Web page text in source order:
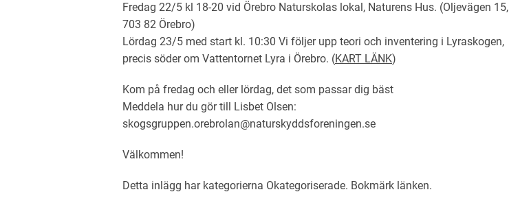
Fredag 22/5 kl 18-20 vid Örebro Naturskolas lokal, Naturens Hus. (Oljevägen 15,
703 82 Örebro)
Lördag 23/5 med start kl. 10:30 Vi följer upp teori och inventering i Lyraskogen,
precis söder om Vattentornet Lyra i Örebro. (KART LÄNK)
Kom på fredag och eller lördag, det som passar dig bäst
Meddela hur du gör till Lisbet Olsen:
skogsgruppen.orebrolan@naturskyddsforeningen.se
Välkommen!
Detta inlägg har kategorierna Okategoriserade. Bokmärk länken.